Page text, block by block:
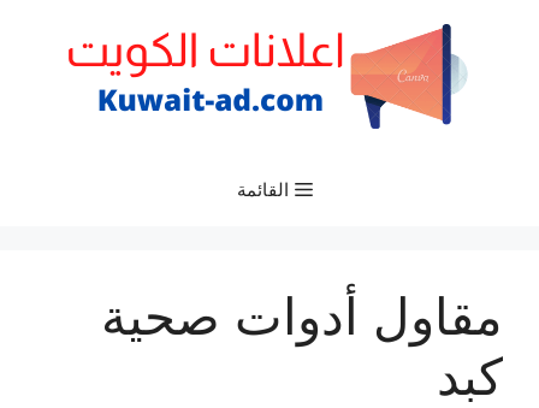
القائمة
مقاول أدوات صحية
كبد